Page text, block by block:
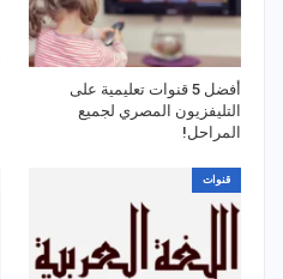
أفضل 5 قنوات تعليمية على
التليفزيون المصري لجميع
المراحل!
قنوات